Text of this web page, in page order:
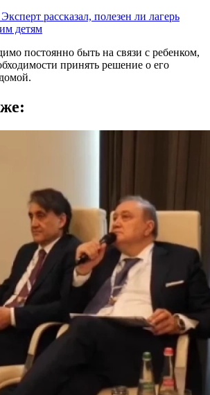
рассказал, полезен ли лагерь
детям
постоянно быть на связи с ребенком,
принять решение о его